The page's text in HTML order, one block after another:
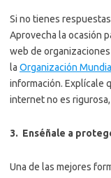
Si no tienes
Aprovecha la ocasión
web de
la Organización
información. Explícale
internet no es
3. Enséñale a
Una de las mejores